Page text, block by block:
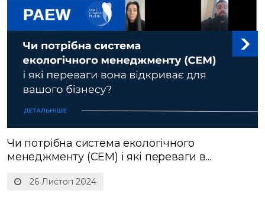
26 Листоп 2024
Чи потрібна система екологічного
менеджменту (СЕМ) і які переваги в...